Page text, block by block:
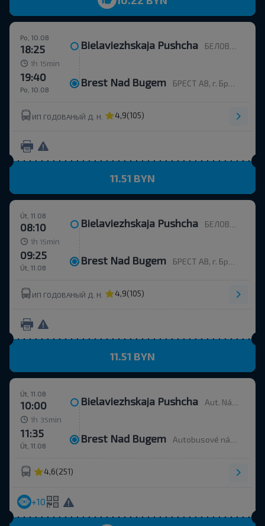
Po, 10.08
18:25 Bielaviezhskaja Pushcha БЕЛОВЕЖСКАЯ ПУЩА, Каменюкский с/с Каменецкий р-н БРЕСТСКАЯ ОБЛ. Беларусь
1h 15 min
Po, 10.08
19:40 Brest Nad Bugem БРЕСТ АВ, г. Брест, ул. Орджоникидзе, 12, Беларусь
ИП ГОДОВАНЫЙ Д. Н. 4,9(105)
11.51 BYN
Út, 11.08
08:10 Bielaviezhskaja Pushcha БЕЛОВЕЖСКАЯ ПУЩА, Каменюкский с/с Каменецкий р-н БРЕСТСКАЯ ОБЛ. Беларусь
1h 15 min
Út, 11.08
09:25 Brest Nad Bugem БРЕСТ АВ, г. Брест, ул. Орджоникидзе, 12, Беларусь
ИП ГОДОВАНЫЙ Д. Н. 4,9(105)
11.51 BYN
Út, 11.08
10:00 Bielaviezhskaja Pushcha Aut. Nádr.
1h 35 min
Út, 11.08
11:35 Brest Nad Bugem Autobusové nádraží, ulice Ordžonikidze 12.
4,6(251)
+10